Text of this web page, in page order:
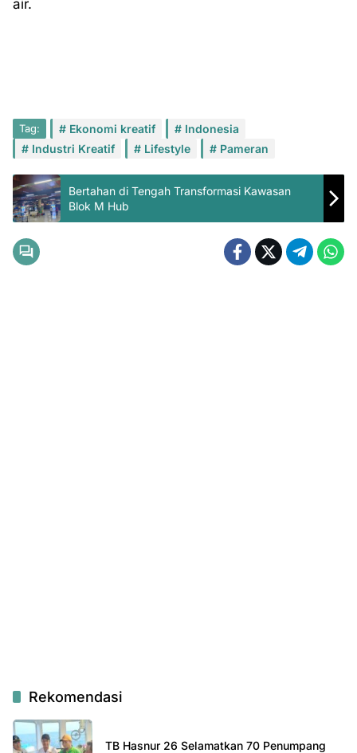
air.
Tag: Ekonomi kreatif
Indonesia
Industri Kreatif
Lifestyle Pameran
Bertahan di Tengah Transformasi Kawasan
Blok M Hub
Rekomendasi
TB Hasnur 26 Selamatkan 70 Penumpang